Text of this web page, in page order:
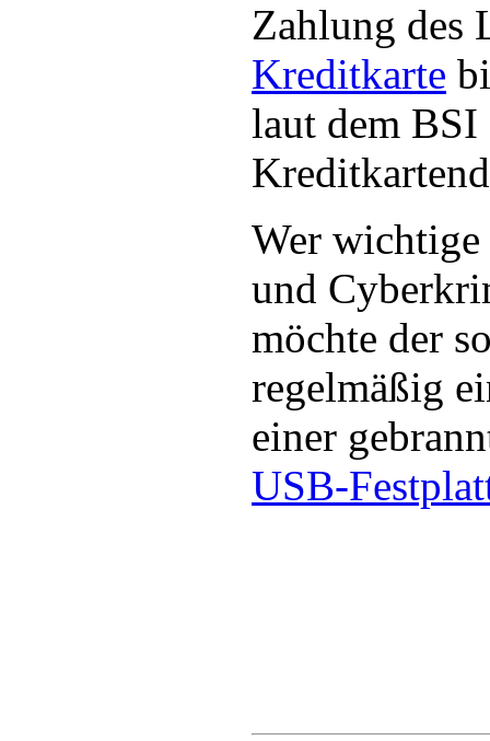
Zahlung des
Kreditkarte
laut dem BSI
Wer
und
möchte der
regelmäßig
einer
USB-